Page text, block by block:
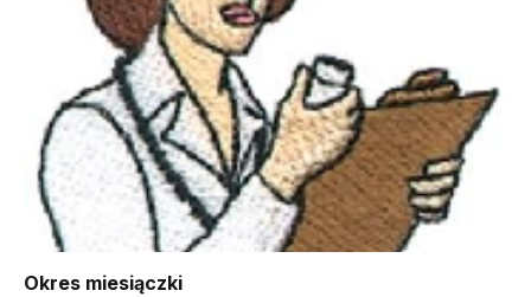
Okres miesiączki